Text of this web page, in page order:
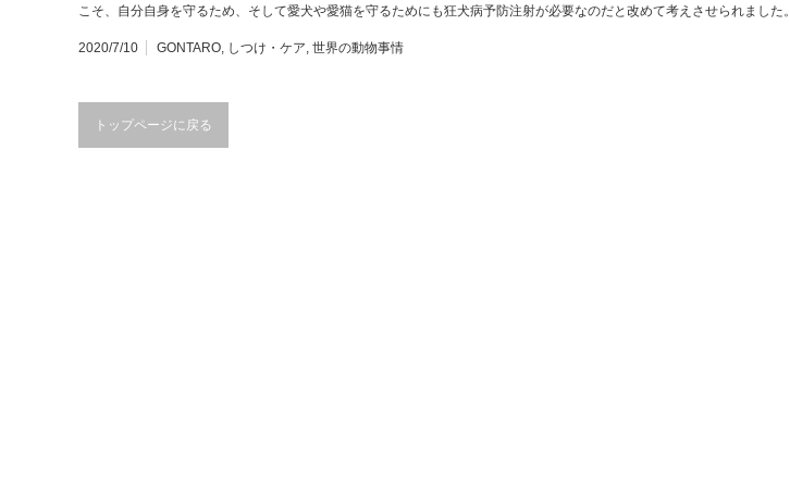
こそ、自分自身を守るため、そして愛犬や愛猫を守るためにも狂犬病予防注射が必要なのだと改めて考えさせられました。
2020/7/10 GONTARO, しつけ・ケア, 世界の動物事情
トップページに戻る